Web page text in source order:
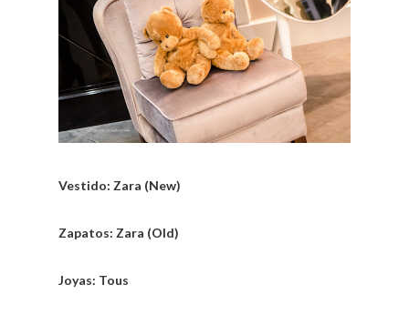
Vestido: Zara (New)
Zapatos: Zara (Old)
Joyas: Tous